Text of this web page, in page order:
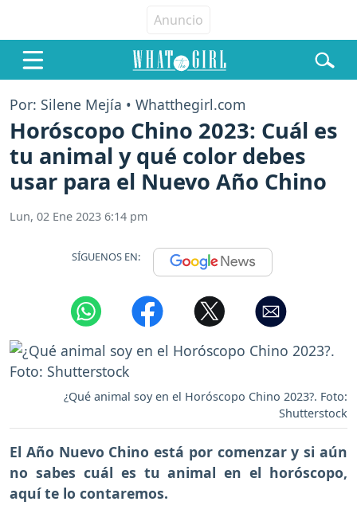
Por: Silene Mejía • Whatthegirl.com
Horóscopo Chino 2023: Cuál es
tu animal y qué color debes
usar para el Nuevo Año Chino
Lun, 02 Ene 2023 6:14 pm
SÍGUENOS EN:
¿Qué animal soy en el Horóscopo Chino 2023?. Foto:
Shutterstock
El Año Nuevo Chino está por comenzary si aún
no sabes cuál es tu animal en el horóscopo,
aquí te lo contaremos.